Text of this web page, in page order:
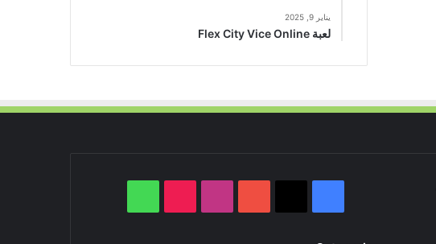
يناير 9, 2025
لعبة Flex City Vice Online